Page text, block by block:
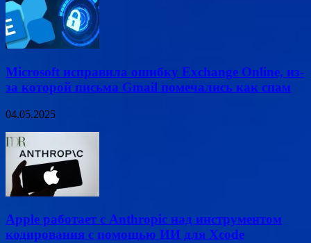
Microsoft исправила ошибку Exchange Online, из-
за которой письма Gmail помечались как спам
04.05.2025
Apple работает с Anthropic над инструментом
кодирования с помощью ИИ для Xcode